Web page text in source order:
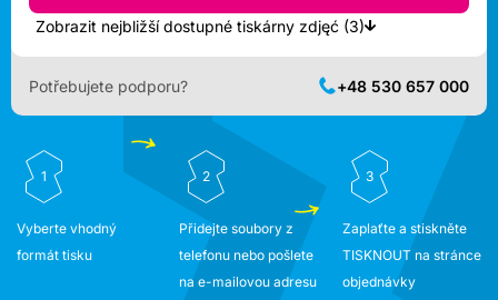
Zobrazit nejbližší dostupné tiskárny zdjęć (3)
Potřebujete podporu? +48 530 657 000
1
Vyberte vhodný
formát tisku
2
Přidejte soubory z
telefonu nebo pošlete
na e-mailovou adresu
3
Zaplaťte a stiskněte
TISKNOUT na stránce
objednávky